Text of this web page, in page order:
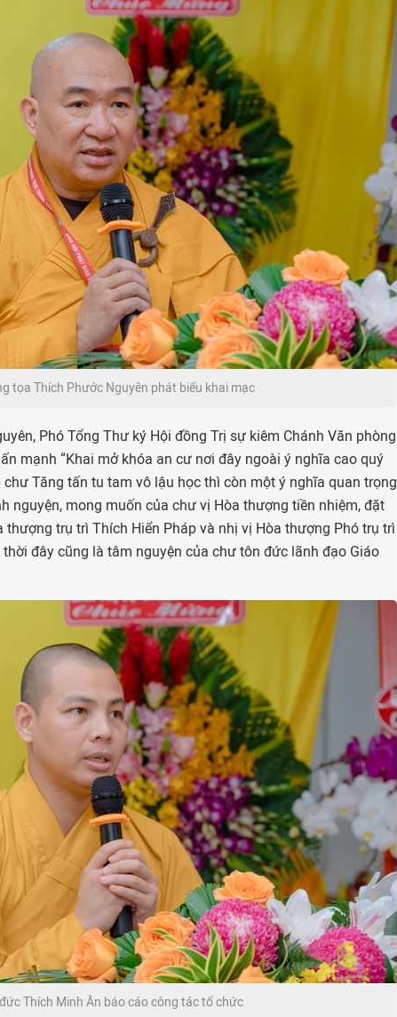
tọa Thích Phước Nguyên phát biểu khai mạc
Phó Tổng Thư ký Hội đồng Trị sự kiêm Chánh Văn phòng
mạnh “Khai mở khóa an cư nơi đây ngoài ý nghĩa cao quý
Tăng tấn tu tam vô lậu học thì còn một ý nghĩa quan trọng
nguyện, mong muốn của chư vị Hòa thượng tiền nhiệm, đặt
thượng trụ trì Thích Hiển Pháp và nhị vị Hòa thượng Phó trụ trì
đây cũng là tâm nguyện của chư tôn đức lãnh đạo Giáo
Thích Minh Ân báo cáo công tác tổ chức